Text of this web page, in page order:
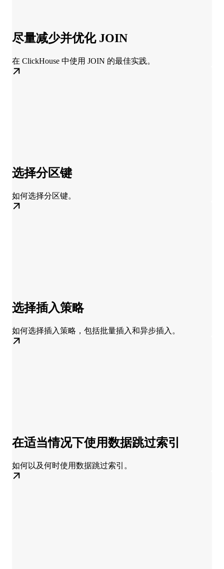
尽量减少并优化 JOIN
在 ClickHouse 中使用 JOIN 的最佳实践。
选择分区键
如何选择分区键。
选择插入策略
如何选择插入策略，包括批量插入和异步插入。
在适当情况下使用数据跳过索引
如何以及何时使用数据跳过索引。